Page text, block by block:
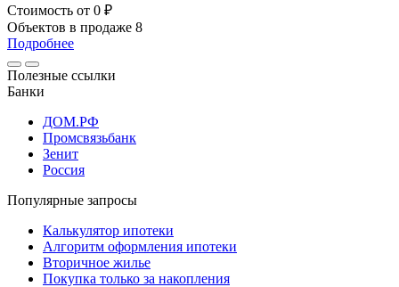
Стоимость от 0 ₽
Объектов в продаже 8
Подробнее
Полезные ссылки
Банки
ДОМ.РФ
Промсвязьбанк
Зенит
Россия
Популярные запросы
Калькулятор ипотеки
Алгоритм оформления ипотеки
Вторичное жилье
Покупка только за накопления